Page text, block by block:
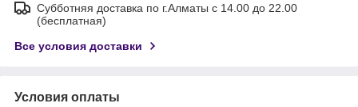
Субботняя доставка по г.Алматы с 14.00 до 22.00
(бесплатная)
Все условия доставки
Условия оплаты